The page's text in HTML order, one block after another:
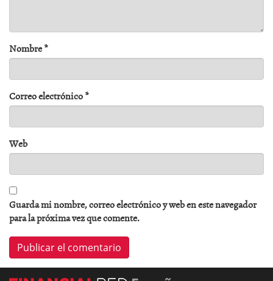
Nombre*
Correo electrónico*
Web
Guarda mi nombre, correo electrónico y web en este navegador
para la próxima vez que comente.